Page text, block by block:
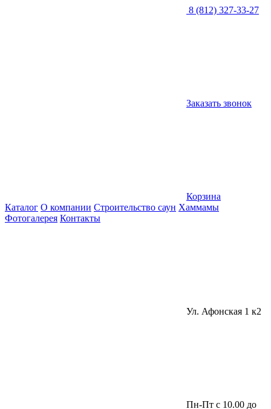
8 (812) 327-33-27
Заказать звонок
Корзина
Каталог О компании Строительство саун Хаммамы
Фотогалерея Контакты
Ул. Афонская 1 к2
Пн-Пт с 10.00 до